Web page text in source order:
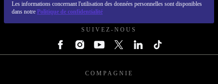
Les informations concernant l'utilisation des données personnelles sont disponibles
dans notre Politique de confidentialité
REFURBED LUXEMBOURG - RETHINK NEW.
SUIVEZ-NOUS
COMPAGNIE